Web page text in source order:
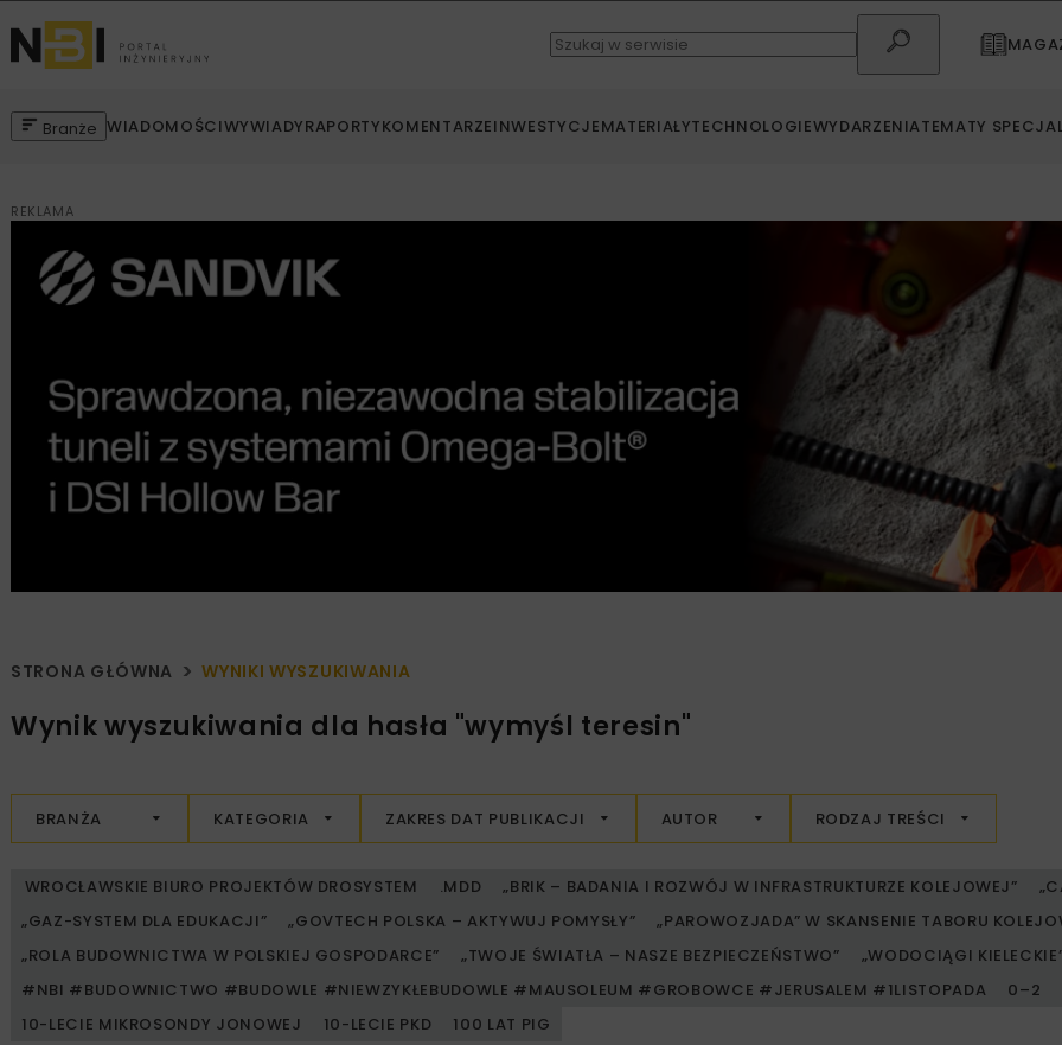
Branże WIADOMOŚCIWYWIADYRAPORTYKOMENTARZEINWESTYCJEMATERIAŁYTECHNOLOGIEWYDARZENIATEMATY
REKLAMA
STRONA GŁÓWNA WYNIKI WYSZUKIWANIA
Wynik wyszukiwania dla hasła "wymyśl teresin"
BRANŻA KATEGORIA ZAKRES DAT PUBLIKACJI AUTOR RODZAJ TREŚCI
WROCŁAWSKIE BIURO PROJEKTÓW DROSYSTEM .MDD „BRIK – BADANIA I ROZWÓJ W INFRASTRUKTURZE KOLEJOWEJ”
„GAZ-SYSTEM DLA EDUKACJI”
„GOVTECH POLSKA – AKTYWUJ POMYSŁY”
„PAROWOZJADA” W SKANSENIE TABORU
„ROLA BUDOWNICTWA W POLSKIEJ GOSPODARCE”
„TWOJE ŚWIATŁA – NASZE BEZPIECZEŃSTWO”
„WODOCIĄGI
#NBI #BUDOWNICTWO #BUDOWLE #NIEWZYKŁEBUDOWLE #MAUSOLEUM #GROBOWCE #JERUSALEM #1LISTOPADA
0–2
10-LECIE MIKROSONDY JONOWEJ
10-LECIE PKD 100 LAT PIG